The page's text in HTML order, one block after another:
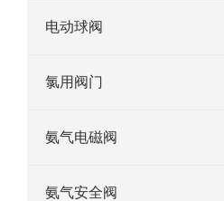
电动球阀
氯用阀门
氨气电磁阀
氨气安全阀